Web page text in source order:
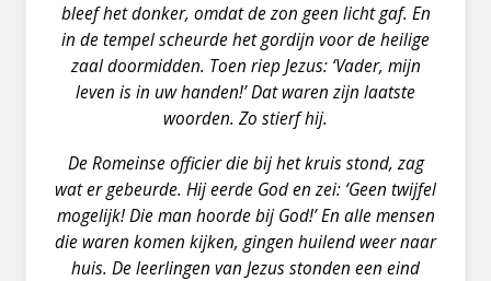
bleef het donker, omdat de zon geen licht gaf. En
in de tempel scheurde het gordijn voor de heilige
zaal doormidden. Toen riep Jezus: ‘Vader, mijn
leven is in uw handen!’ Dat waren zijn laatste
woorden. Zo stierf hij.
De Romeinse officier die bij het kruis stond, zag
wat er gebeurde. Hij eerde God en zei: ‘Geen twijfel
mogelijk! Die man hoorde bij God!’ En alle mensen
die waren komen kijken, gingen huilend weer naar
huis. De leerlingen van Jezus stonden een eind